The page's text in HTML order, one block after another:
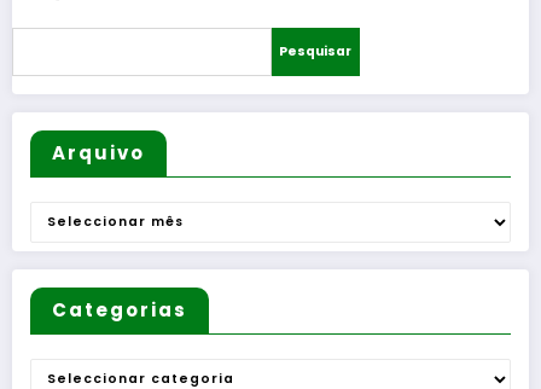
Pesquisar
Arquivo
Arquivo
Categorias
Categorias